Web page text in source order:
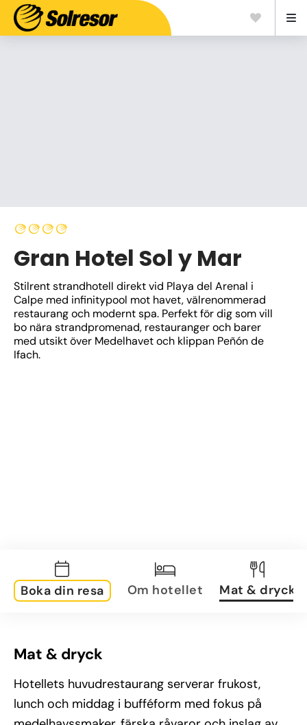
Gran Hotel Sol y Mar
Stilrent strandhotell direkt vid Playa del Arenal i
Calpe med infinitypool mot havet, välrenommerad
restaurang och modernt spa. Perfekt för dig som vill
bo nära strandpromenad, restauranger och barer
med utsikt över Medelhavet och klippan Peñón de
Ifach.
Boka din resa Om hotellet Mat & dryck
Mat & dryck
Hotellets huvudrestaurang serverar frukost,
lunch och middag i bufféform med fokus på